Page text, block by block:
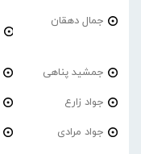
جمال دهقان
جمشید پناهی
جواد زارع
جواد مرادی